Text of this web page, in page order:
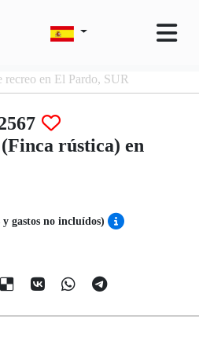
recreo en El Pardo, SUR
rústica) en
y gastos no incluídos)